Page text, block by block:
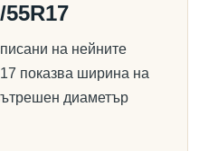
на нейните
показва ширина на
диаметър